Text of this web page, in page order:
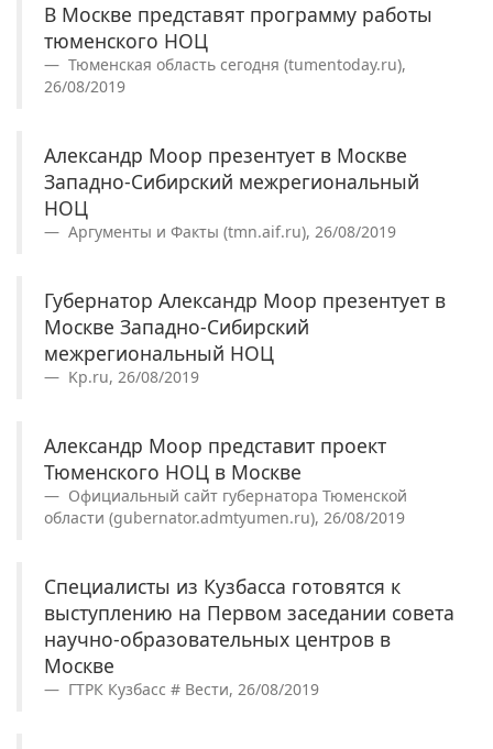
В Москве представят программу работы
тюменского НОЦ
Тюменская область сегодня (tumentoday.ru),
26/08/2019
Александр Моор презентует в Москве
Западно-Сибирский межрегиональный
НОЦ
Аргументы и Факты (tmn.aif.ru), 26/08/2019
Губернатор Александр Моор презентует в
Москве Западно-Сибирский
межрегиональный НОЦ
Kp.ru, 26/08/2019
Александр Моор представит проект
Тюменского НОЦ в Москве
Официальный сайт губернатора Тюменской
области (gubernator.admtyumen.ru), 26/08/2019
Специалисты из Кузбасса готовятся к
выступлению на Первом заседании совета
научно-образовательных центров в
Москве
ГТРК Кузбасс # Вести, 26/08/2019